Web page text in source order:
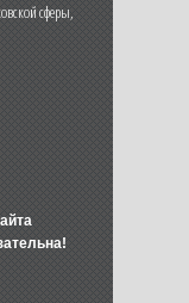
сферы,